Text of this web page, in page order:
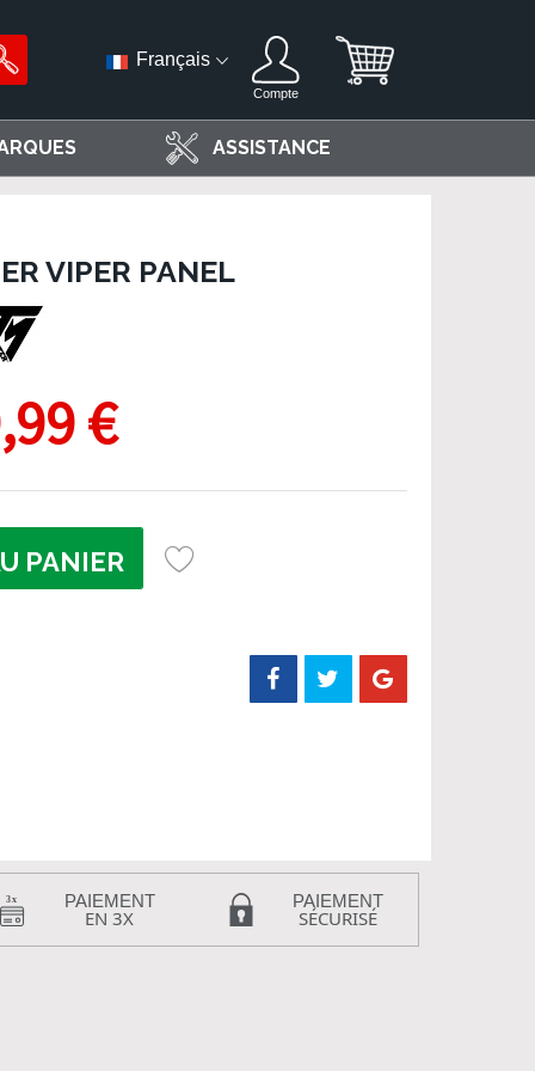
Français
Compte
ASSISTANCE
VIPER PANEL
€
PANIER
PAIEMENT
EN 3X
PAIEMENT
SÉCURISÉ